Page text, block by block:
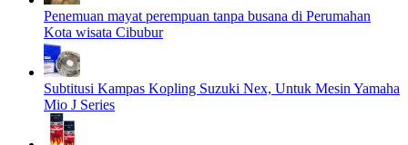
Penemuan mayat perempuan tanpa busana di Perumahan
Kota wisata Cibubur
Subtitusi Kampas Kopling Suzuki Nex, Untuk Mesin Yamaha
Mio J Series